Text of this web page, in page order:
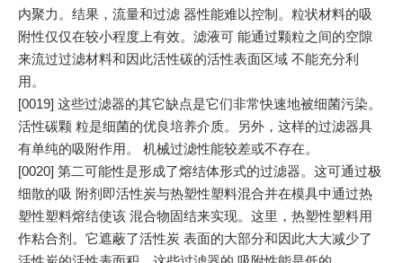
内聚力。结果，流量和过滤 器性能难以控制。粒状材料的吸
附性仅仅在较小程度上有效。滤液可 能通过颗粒之间的空隙
来流过过滤材料和因此活性碳的活性表面区域 不能充分利
用。
[0019] 这些过滤器的其它缺点是它们非常快速地被细菌污染。
活性碳颗 粒是细菌的优良培养介质。另外，这样的过滤器具
有单纯的吸附作用。 机械过滤性能较差或不存在。
[0020] 第二可能性是形成了熔结体形式的过滤器。这可通过极
细散的吸 附剂即活性炭与热塑性塑料混合并在模具中通过热
塑性塑料熔结使该 混合物固结来实现。这里，热塑性塑料用
作粘合剂。它遮蔽了活性炭 表面的大部分和因此大大减少了